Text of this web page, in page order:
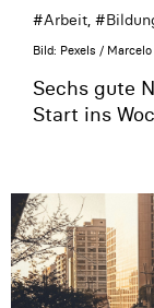
#Arbeit, #
Bild: Pexels /
Sechs gute
Start ins